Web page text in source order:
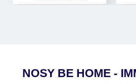
NOSY BE HOME -